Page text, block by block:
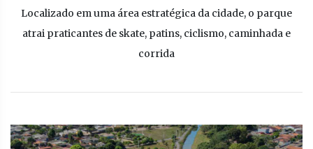
Localizado em uma área estratégica da cidade, o parque
atrai praticantes de skate, patins, ciclismo, caminhada e
corrida